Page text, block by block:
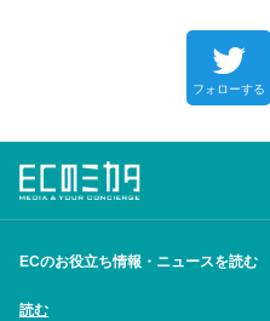
フォローする
ECのお役立ち情報・ニュースを読む
読む